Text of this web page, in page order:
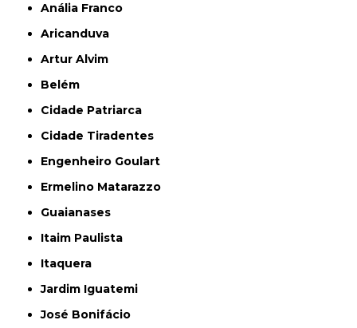
Anália Franco
Aricanduva
Artur Alvim
Belém
Cidade Patriarca
Cidade Tiradentes
Engenheiro Goulart
Ermelino Matarazzo
Guaianases
Itaim Paulista
Itaquera
Jardim Iguatemi
José Bonifácio